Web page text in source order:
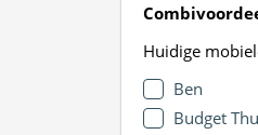
Huidige
Ben
Budget